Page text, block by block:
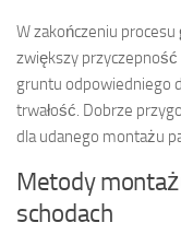
W zakończeniu procesu
zwiększy
gruntu odpowiedniego
trwałość. Dobrze
dla udanego montażu
Metody
schodach